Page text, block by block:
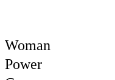
Woman
Power